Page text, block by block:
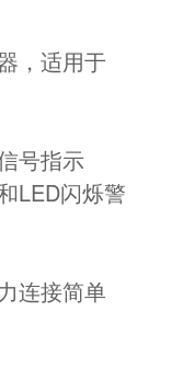
，适用于
号指示
LED闪烁警
连接简单